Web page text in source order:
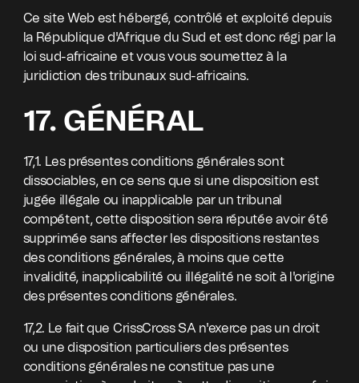
Ce site Web est hébergé, contrôlé et exploité depuis
la République d'Afrique du Sud et est donc régi par la
loi sud-africaine et vous vous soumettez à la
juridiction des tribunaux sud-africains.
17. GÉNÉRAL
17,1. Les présentes conditions générales sont
dissociables, en ce sens que si une disposition est
jugée illégale ou inapplicable par un tribunal
compétent, cette disposition sera réputée avoir été
supprimée sans affecter les dispositions restantes
des conditions générales, à moins que cette
invalidité, inapplicabilité ou illégalité ne soit à l'origine
des présentes conditions générales.
17,2. Le fait que CrissCross SA n'exerce pas un droit
ou une disposition particuliers des présentes
conditions générales ne constitue pas une